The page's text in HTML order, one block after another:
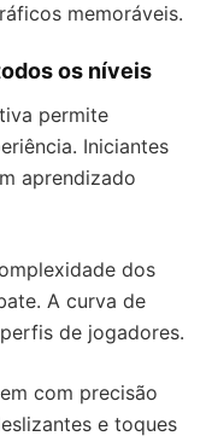
memoráveis.
os níveis
permite
Iniciantes
aprendizado
dos
A curva de
de jogadores.
com precisão
e toques